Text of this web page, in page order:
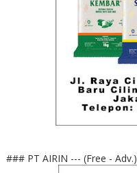
### PT AIRIN --- (Free - Adv.)